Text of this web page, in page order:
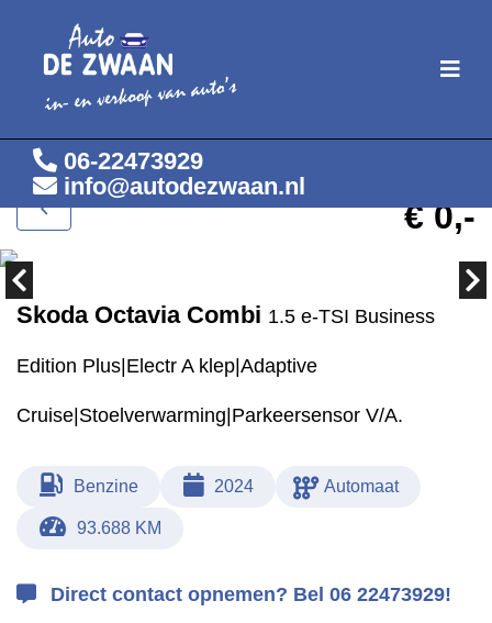
06-22473929
info@autodezwaan.nl
€ 0,-
Skoda Octavia Combi 1.5 e-TSI Business
Edition Plus|Electr A klep|Adaptive
Cruise|Stoelverwarming|Parkeersensor V/A.
Benzine 2024 Automaat
93.688 KM
Direct contact opnemen? Bel 06 22473929!